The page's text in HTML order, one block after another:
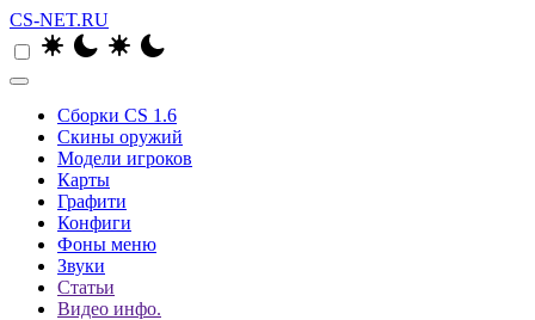
CS-NET.RU
Сборки CS 1.6
Скины оружий
Модели игроков
Карты
Графити
Конфиги
Фоны меню
Звуки
Статьи
Видео инфо.